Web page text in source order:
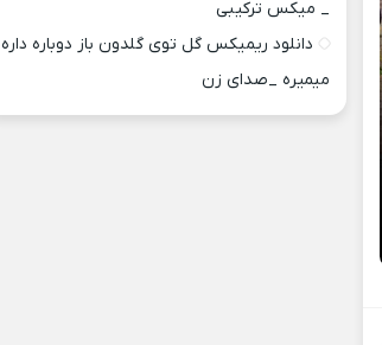
_ میکس ترکیبی
دانلود ریمیکس گل توی گلدون باز دوباره داره
میمیره _صدای زن